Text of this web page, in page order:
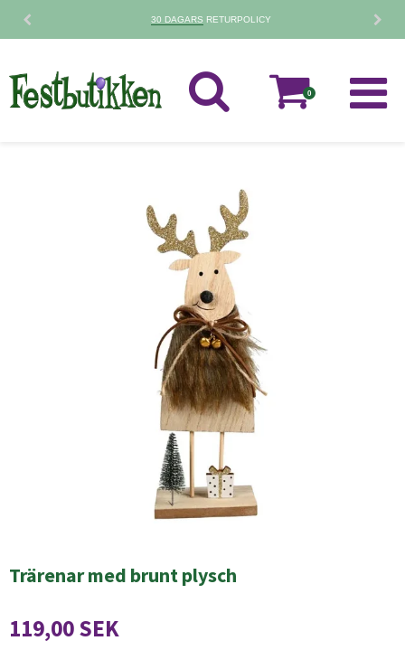
30 DAGARS RETURPOLICY
0
Trärenar med brunt plysch
119,00 SEK